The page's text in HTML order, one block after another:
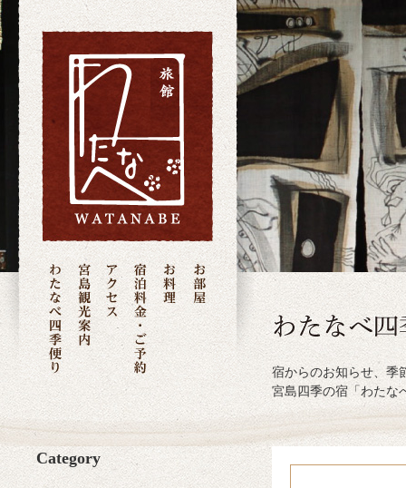
宿からのお知らせ、季
宮島四季の宿「わたな
Category